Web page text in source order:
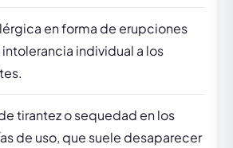
en forma de erupciones
individual a los
tirantez o sequedad en los
de uso, que suele desaparecer